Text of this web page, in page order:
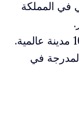
في المملكة
في